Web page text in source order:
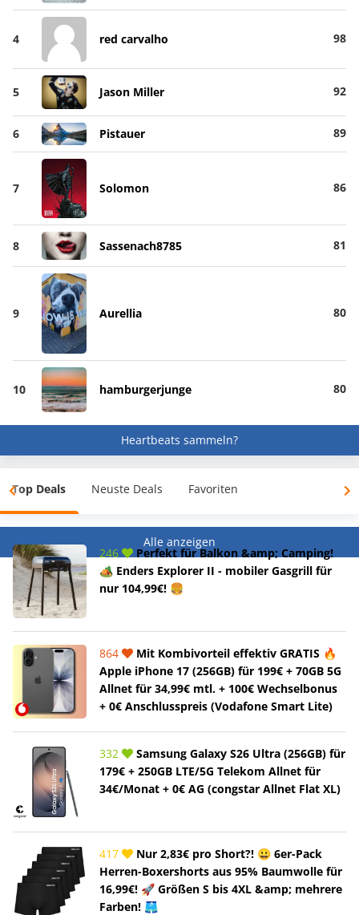
4 red carvalho 98
5 Jason Miller 92
6 Pistauer 89
7 Solomon 86
8 Sassenach8785 81
9 Aurellia 80
10 hamburgerjunge 80
Heartbeats sammeln?
Top Deals Neuste Deals Favoriten
Alle anzeigen
246
Perfekt für Balkon &amp; Camping!
🏕️ Enders Explorer II - mobiler Gasgrill für
nur 104,99€! 🍔
864
Mit Kombivorteil effektiv GRATIS 🔥
Apple iPhone 17 (256GB) für 199€ + 70GB 5G
Allnet für 34,99€ mtl. + 100€ Wechselbonus
+ 0€ Anschlusspreis (Vodafone Smart Lite)
332
Samsung Galaxy S26 Ultra (256GB) für
179€ + 250GB LTE/5G Telekom Allnet für
34€/Monat + 0€ AG (congstar Allnet Flat XL)
417
Nur 2,83€ pro Short?! 😀 6er-Pack
Herren-Boxershorts aus 95% Baumwolle für
16,99€! 🚀 Größen S bis 4XL &amp; mehrere
Farben! 🩳